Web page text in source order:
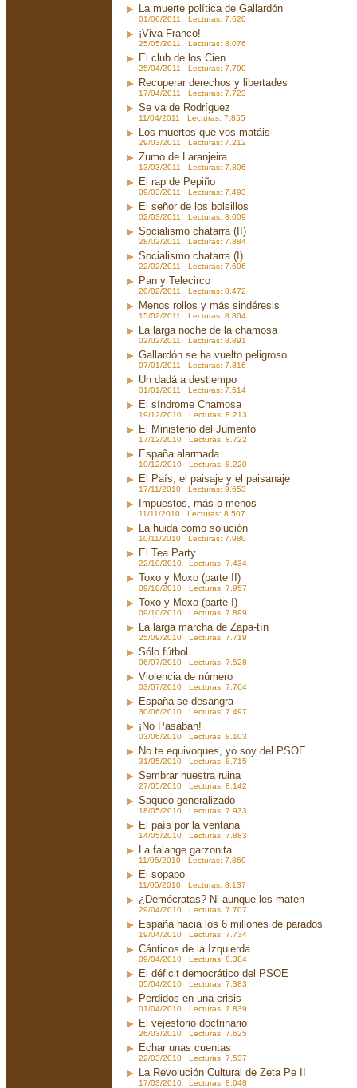
La muerte política de Gallardón
01/06/2011 Lecturas: 7.620
¡Viva Franco!
25/05/2011 Lecturas: 8.076
El club de los Cien
25/04/2011 Lecturas: 7.790
Recuperar derechos y libertades
17/04/2011 Lecturas: 7.723
Se va de Rodríguez
11/04/2011 Lecturas: 7.855
Los muertos que vos matáis
29/03/2011 Lecturas: 7.212
Zumo de Laranjeira
13/03/2011 Lecturas: 7.806
El rap de Pepiño
09/03/2011 Lecturas: 7.493
El señor de los bolsillos
02/03/2011 Lecturas: 8.009
Socialismo chatarra (II)
28/02/2011 Lecturas: 7.884
Socialismo chatarra (I)
22/02/2011 Lecturas: 7.606
Pan y Telecirco
20/02/2011 Lecturas: 8.472
Menos rollos y más sindéresis
15/02/2011 Lecturas: 8.804
La larga noche de la chamosa
02/02/2011 Lecturas: 8.891
Gallardón se ha vuelto peligroso
07/01/2011 Lecturas: 7.816
Un dadá a destiempo
01/01/2011 Lecturas: 7.514
El síndrome Chamosa
19/12/2010 Lecturas: 8.213
El Ministerio del Jumento
17/12/2010 Lecturas: 8.722
España alarmada
10/12/2010 Lecturas: 8.220
El País, el paisaje y el paisanaje
17/11/2010 Lecturas: 9.653
Impuestos, más o menos
11/11/2010 Lecturas: 8.507
La huida como solución
10/11/2010 Lecturas: 7.980
El Tea Party
22/10/2010 Lecturas: 7.434
Toxo y Moxo (parte II)
09/10/2010 Lecturas: 7.957
Toxo y Moxo (parte I)
09/10/2010 Lecturas: 7.899
La larga marcha de Zapa-tín
25/09/2010 Lecturas: 7.719
Sólo fútbol
06/07/2010 Lecturas: 7.528
Violencia de número
03/07/2010 Lecturas: 7.764
España se desangra
30/06/2010 Lecturas: 7.497
¡No Pasabán!
03/06/2010 Lecturas: 8.103
No te equivoques, yo soy del PSOE
31/05/2010 Lecturas: 8.715
Sembrar nuestra ruina
27/05/2010 Lecturas: 8.142
Saqueo generalizado
18/05/2010 Lecturas: 7.933
El país por la ventana
14/05/2010 Lecturas: 7.883
La falange garzonita
11/05/2010 Lecturas: 7.869
El sopapo
11/05/2010 Lecturas: 8.137
¿Demócratas? Ni aunque les maten
29/04/2010 Lecturas: 7.707
España hacia los 6 millones de parados
19/04/2010 Lecturas: 7.734
Cánticos de la Izquierda
09/04/2010 Lecturas: 8.384
El déficit democrático del PSOE
05/04/2010 Lecturas: 7.383
Perdidos en una crisis
01/04/2010 Lecturas: 7.839
El vejestorio doctrinario
26/03/2010 Lecturas: 7.625
Echar unas cuentas
22/03/2010 Lecturas: 7.537
La Revolución Cultural de Zeta Pe II
17/03/2010 Lecturas: 8.048